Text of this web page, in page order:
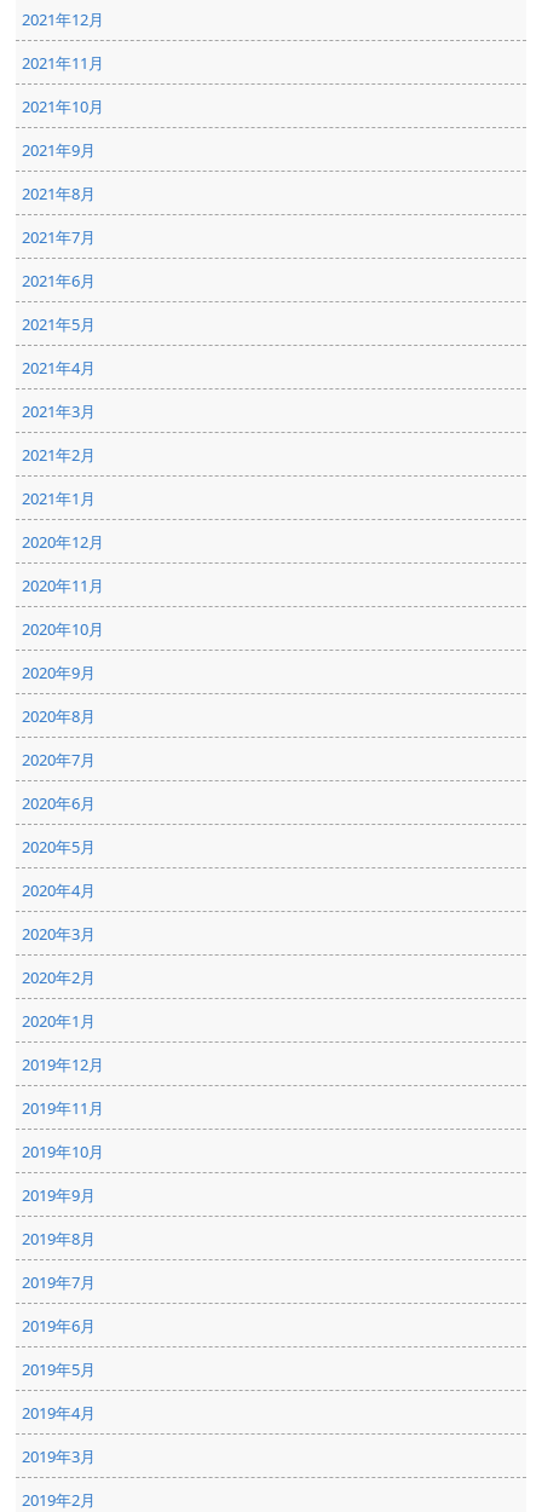
2021年12月
2021年11月
2021年10月
2021年9月
2021年8月
2021年7月
2021年6月
2021年5月
2021年4月
2021年3月
2021年2月
2021年1月
2020年12月
2020年11月
2020年10月
2020年9月
2020年8月
2020年7月
2020年6月
2020年5月
2020年4月
2020年3月
2020年2月
2020年1月
2019年12月
2019年11月
2019年10月
2019年9月
2019年8月
2019年7月
2019年6月
2019年5月
2019年4月
2019年3月
2019年2月